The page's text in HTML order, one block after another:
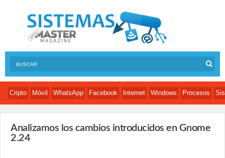
Cripto Móvil WhatsApp Facebook Internet Windows Procesos
Analizamos los cambios introducidos en Gnome
2.24